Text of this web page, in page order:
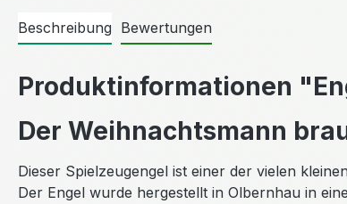
Beschreibung Bewertungen
Produktinformationen
Der Weihnachtsmann
Dieser Spielzeugengel ist einer der vielen
Der Engel wurde hergestellt in Olbernhau in